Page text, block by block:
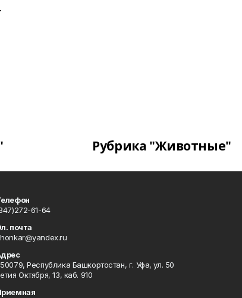
Рубрика "Животные"
61-64
почта
Республика Башкортостан, г. Уфа, ул. 50
Октября, 13, каб. 910